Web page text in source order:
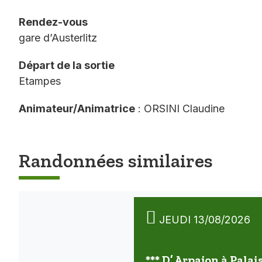
Rendez-vous
gare d’Austerlitz
Départ de la sortie
Etampes
Animateur/Animatrice : ORSINI Claudine
Randonnées similaires
JEUDI 13/08/2026